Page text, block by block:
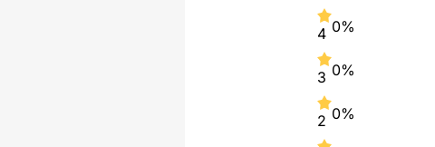
4 0%
3 0%
2 0%